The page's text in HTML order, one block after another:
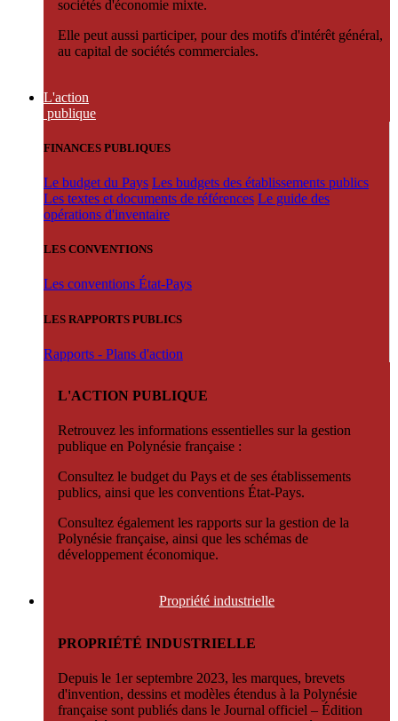
sociétés d'économie mixte.
Elle peut aussi participer, pour des motifs d'intérêt général,
au capital de sociétés commerciales.
L'action
publique
FINANCES PUBLIQUES
Le budget du Pays Les budgets des établissements publics
Les textes et documents de références Le guide des
opérations d'inventaire
LES CONVENTIONS
Les conventions État-Pays
LES RAPPORTS PUBLICS
Rapports - Plans d'action
L'ACTION PUBLIQUE
Retrouvez les informations essentielles sur la gestion
publique en Polynésie française :
Consultez le budget du Pays et de ses établissements
publics, ainsi que les conventions État-Pays.
Consultez également les rapports sur la gestion de la
Polynésie française, ainsi que les schémas de
développement économique.
Propriété industrielle
PROPRIÉTÉ INDUSTRIELLE
Depuis le 1er septembre 2023, les marques, brevets
d'invention, dessins et modèles étendus à la Polynésie
française sont publiés dans le Journal officiel – Édition